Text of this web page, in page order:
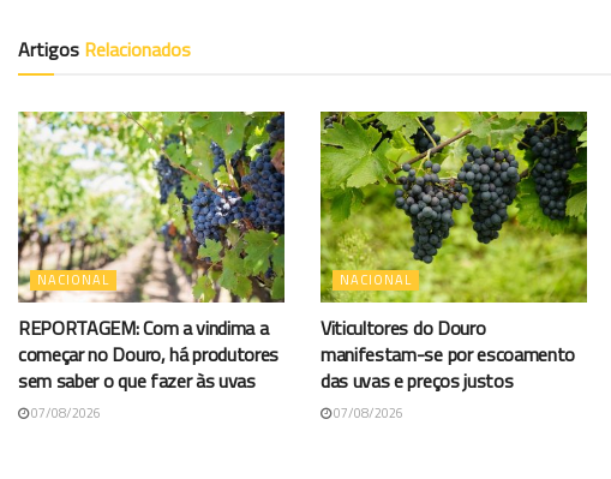
Artigos Relacionados
NACIONAL
REPORTAGEM: Com a vindima a
começar no Douro, há produtores
sem saber o que fazer às uvas
07/08/2026
NACIONAL
Viticultores do Douro
manifestam-se por escoamento
das uvas e preços justos
07/08/2026